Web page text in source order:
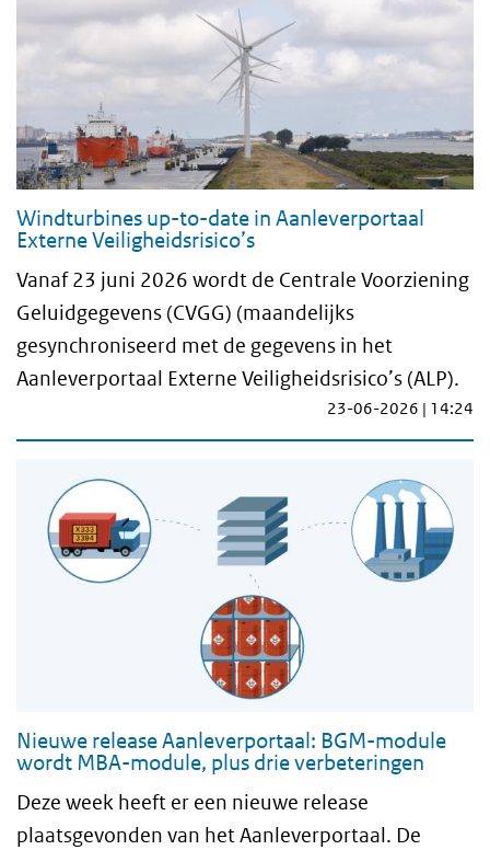
Windturbines up-to-date in Aanleverportaal
Externe Veiligheidsrisico’s
Vanaf 23 juni 2026 wordt de Centrale Voorziening
Geluidgegevens (CVGG) (maandelijks
gesynchroniseerd met de gegevens in het
Aanleverportaal Externe Veiligheidsrisico’s (ALP).
23-06-2026 | 14:24
Nieuwe release Aanleverportaal: BGM-module
wordt MBA-module, plus drie verbeteringen
Deze week heeft er een nieuwe release
plaatsgevonden van het Aanleverportaal. De